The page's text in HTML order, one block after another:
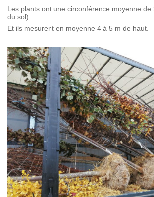
Les plants ont une circonférence moyenne de
du sol).
Et ils mesurent en moyenne 4 à 5 m de haut.